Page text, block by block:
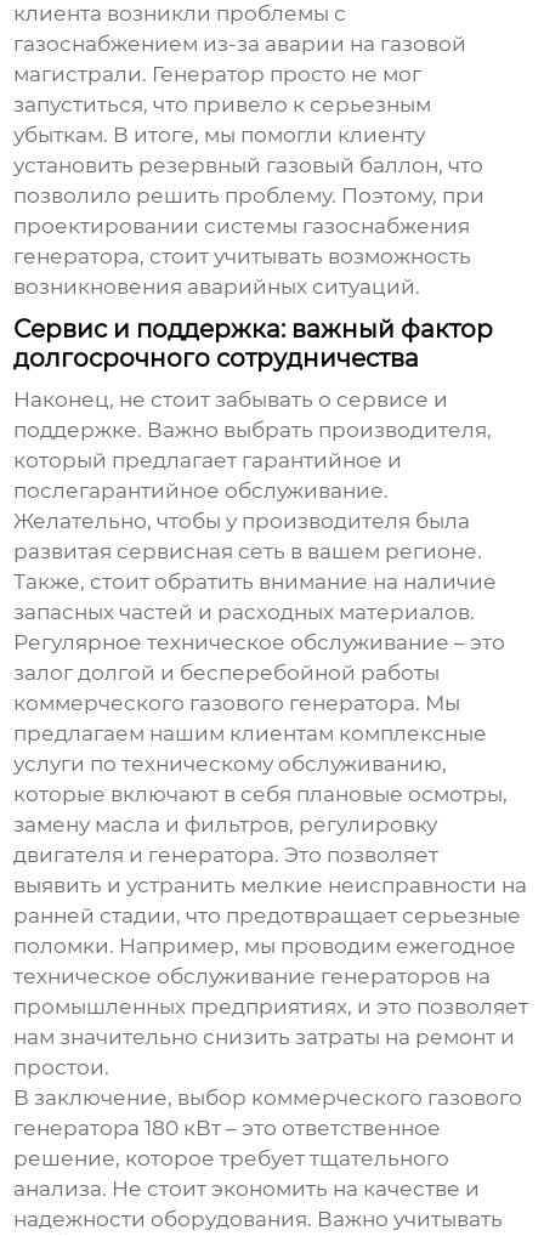
клиента возникли проблемы с
газоснабжением из-за аварии на газовой
магистрали. Генератор просто не мог
запуститься, что привело к серьезным
убыткам. В итоге, мы помогли клиенту
установить резервный газовый баллон, что
позволило решить проблему. Поэтому, при
проектировании системы газоснабжения
генератора, стоит учитывать возможность
возникновения аварийных ситуаций.
Сервис и поддержка: важный фактор
долгосрочного сотрудничества
Наконец, не стоит забывать о сервисе и
поддержке. Важно выбрать производителя,
который предлагает гарантийное и
послегарантийное обслуживание.
Желательно, чтобы у производителя была
развитая сервисная сеть в вашем регионе.
Также, стоит обратить внимание на наличие
запасных частей и расходных материалов.
Регулярное техническое обслуживание – это
залог долгой и бесперебойной работы
коммерческого газового генератора. Мы
предлагаем нашим клиентам комплексные
услуги по техническому обслуживанию,
которые включают в себя плановые осмотры,
замену масла и фильтров, регулировку
двигателя и генератора. Это позволяет
выявить и устранить мелкие неисправности на
ранней стадии, что предотвращает серьезные
поломки. Например, мы проводим ежегодное
техническое обслуживание генераторов на
промышленных предприятиях, и это позволяет
нам значительно снизить затраты на ремонт и
простои.
В заключение, выбор коммерческого газового
генератора 180 кВт – это ответственное
решение, которое требует тщательного
анализа. Не стоит экономить на качестве и
надежности оборудования. Важно учитывать